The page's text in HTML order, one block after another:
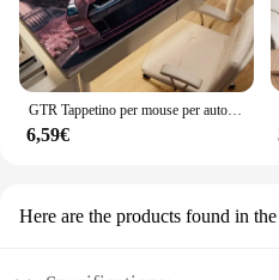
GTR Tappetino per mouse per auto sportiva Accessori da gioco Tastiera per giocatori da ufficio Tappetino da scrivania antiscivolo per laptop Tappetino per mouse grande fiore di ciliegio rosa
6,59€
Here are the products found in the